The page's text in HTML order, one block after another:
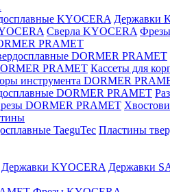
KYOCERA Державки
Сверла KYOCERA
PRAMET
DORMER PRAMET
PRAMET Кассеты для
инструмента DORMER
DORMER PRAMET
DORMER PRAMET
TaeguTec Пластины
Державки KYOCERA Державки